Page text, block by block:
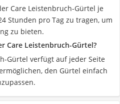
Care Leistenbruch-Gürtel je
Stunden pro Tag zu tragen, um
zu bieten.
Care Leistenbruch-Gürtel?
Gürtel verfügt auf jeder Seite
den Gürtel einfach